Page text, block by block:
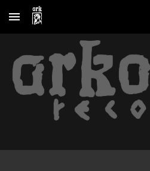
Skip to main content